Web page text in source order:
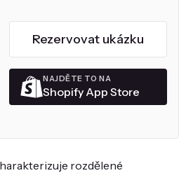
Rezervovat ukázku
NAJDĚTE TO NA
Shopify App Store
rozdělené